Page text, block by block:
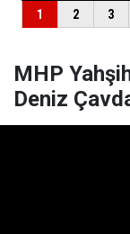
MHP
Deniz